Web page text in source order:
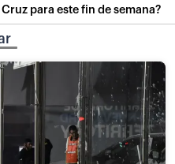
para este fin de semana?